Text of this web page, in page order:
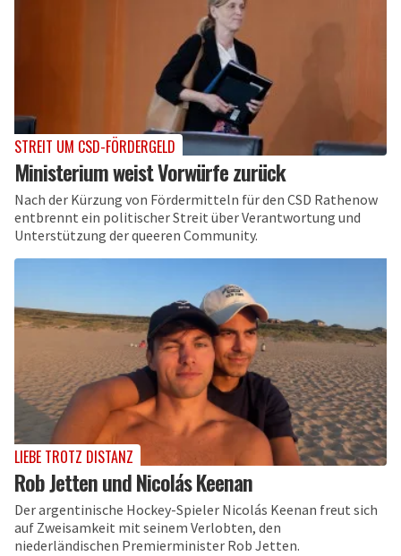
STREIT UM CSD-FÖRDERGELD
Ministerium weist Vorwürfe zurück
Nach der Kürzung von Fördermitteln für den CSD Rathenow
entbrennt ein politischer Streit über Verantwortung und
Unterstützung der queeren Community.
LIEBE TROTZ DISTANZ
Rob Jetten und Nicolás Keenan
Der argentinische Hockey-Spieler Nicolás Keenan freut sich
auf Zweisamkeit mit seinem Verlobten, den
niederländischen Premierminister Rob Jetten.